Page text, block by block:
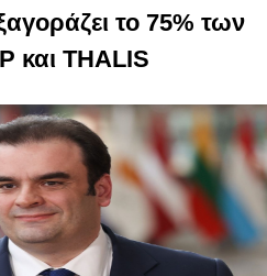
το 75% των
και THALIS